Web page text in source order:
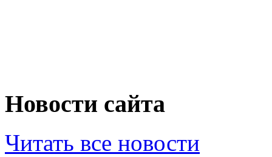
Новости сайта
Читать все новости